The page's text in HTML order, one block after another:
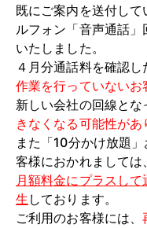
既にご案内を送付し
ルフォン「音声通話
いたしました。
４月分通話料を確認し
作業を行っていないお
新しい会社の回線とな
きなくなる可能性があ
また「10分かけ放題
客様におかれましては、
月額料金にプラスし
生 しております。
ご利用のお客様には、